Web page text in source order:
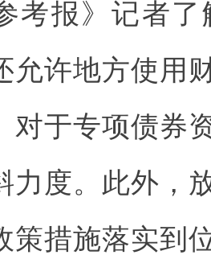
考报》记者
允许地方使用
对于专项债券
力度。此外，
策措施落实到